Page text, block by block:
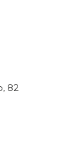
82